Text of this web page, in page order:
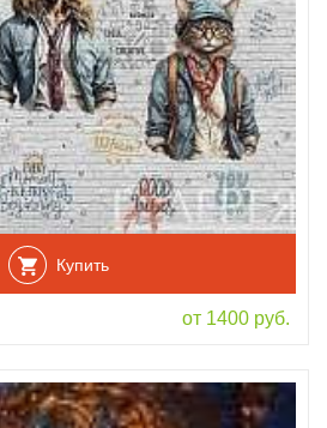
Купить
от 1400 руб.